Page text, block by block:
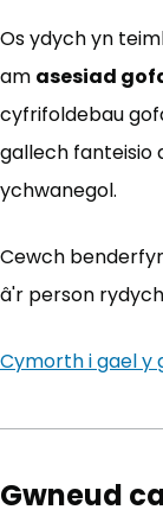
Os ydych yn
am asesiad
cyfrifoldebau
gallech fanteisio
ychwanegol.
Cewch
â'r person
Cymorth i gael y
Gwneud